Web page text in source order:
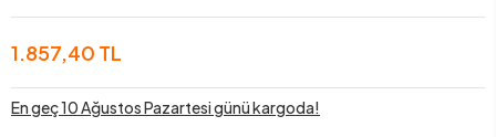
1.857,40 TL
En geç 10 Ağustos Pazartesi günü kargoda!